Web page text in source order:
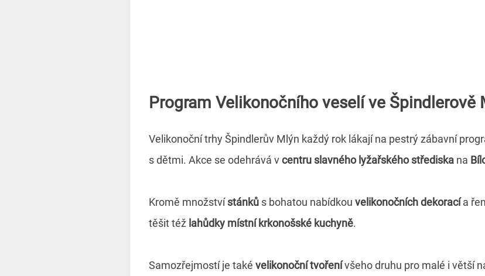
Program Velikonočního veselí ve Špindlerově
Velikonoční trhy Špindlerův Mlýn každý rok lákají na pestrý zábavní
s dětmi. Akce se odehrává vcentru slavného lyžařského střediska na
Kromě množstvístánků s bohatou nabídkou velikonočních dekoracía
těšit též lahůdky místní krkonošské kuchyně.
Samozřejmostí je také velikonoční tvořenívšeho druhu pro malé i větší